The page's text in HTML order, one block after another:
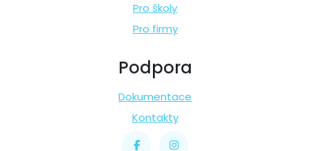
Pro školy
Pro firmy
Podpora
Dokumentace
Kontakty